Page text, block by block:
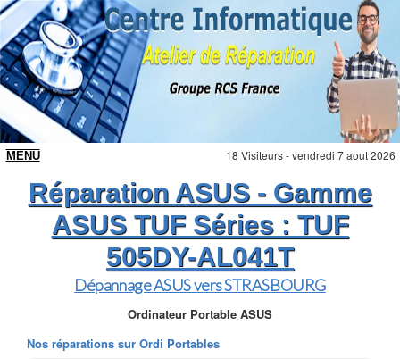
18 Visiteurs - vendredi 7 aout 2026
Réparation ASUS - Gamme
ASUS TUF Séries : TUF
505DY-AL041T
Dépannage ASUS vers STRASBOURG
Ordinateur Portable ASUS
Nos réparations sur Ordi Portables